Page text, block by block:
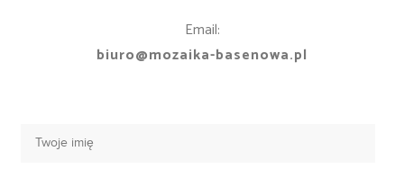
Email:
biuro@mozaika-basenowa.pl